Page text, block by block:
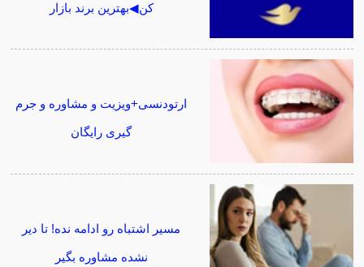
کن◀بهترین برند بازار
ارتودنسی+ویزیت و مشاوره و جرم
گیری رایگان
مسیر اشتباه رو ادامه نده! تا دیر
نشده مشاوره بگیر